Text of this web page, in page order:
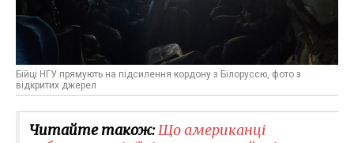
Бійці НГУ прямують на підсилення кордону з Білоруссю, фото з
відкритих джерел
Читайте також:Що американці